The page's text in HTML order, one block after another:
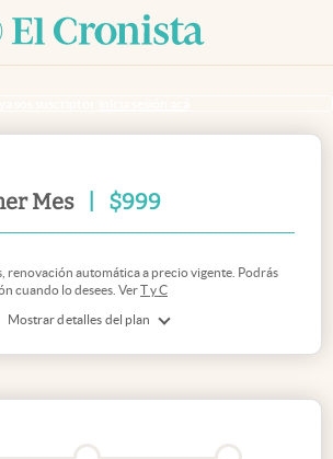
Mes $999
Mostrar detalles del plan
renovación automática a precio vigente. Podrás
cuando lo desees. VerT y C